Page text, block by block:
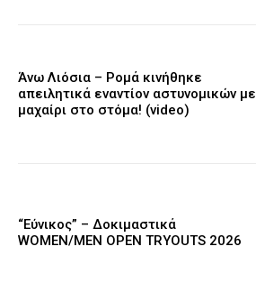
Άνω Λιόσια – Ρομά κινήθηκε
απειλητικά εναντίον αστυνομικών με
μαχαίρι στο στόμα! (video)
“Εύνικος” – Δοκιμαστικά
WOMEN/MEN OPEN TRYOUTS 2026